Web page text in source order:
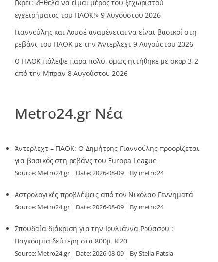
Γκρέι: «Ήθελα να είμαι μέρος του ξεχωριστού
εγχειρήματος του ΠΑΟΚ!» 9 Αυγούστου 2026
Γιαννούλης και Λουσέ αναμένεται να είναι βασικοί στη
ρεβάνς του ΠΑΟΚ με την Άντερλεχτ 9 Αυγούστου 2026
Ο ΠΑΟΚ πάλεψε πάρα πολύ, όμως ηττήθηκε με σκορ 3-2
από την Μπραν 8 Αυγούστου 2026
Metro24.gr Νέα
Άντερλεχτ – ΠΑΟΚ: Ο Δημήτρης Γιαννούλης προορίζεται
για βασικός στη ρεβάνς του Europa League
Source: Metro24.gr Date: 2026-08-09 By metro24
Αστρολογικές προβλέψεις από τον Νικόλαο Γεννηματά
Source: Metro24.gr Date: 2026-08-09 By metro24
Σπουδαία διάκριση για την Ιουλιάννα Ρούσσου :
Παγκόσμια δεύτερη στα 800μ. Κ20
Source: Metro24.gr Date: 2026-08-09 By Stella Patsia